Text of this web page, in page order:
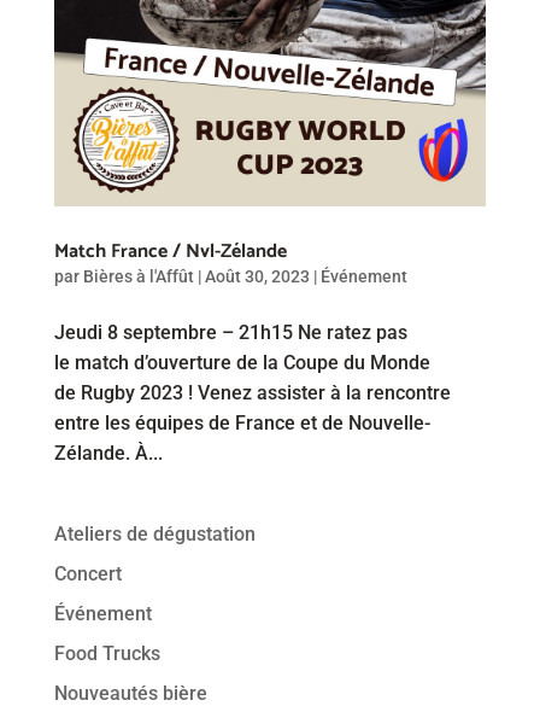
Match France / Nvl-Zélande
par Bières à l'Affût|Août 30, 2023 | Événement
Jeudi 8 septembre – 21h15 Ne ratez pas
le match d’ouverture de la Coupe du Monde
de Rugby 2023 ! Venez assister à la rencontre
entre les équipes de France et de Nouvelle-
Zélande. À...
Ateliers de dégustation
Concert
Événement
Food Trucks
Nouveautés bière